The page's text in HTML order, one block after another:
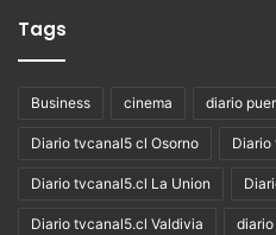
Tags
Business cinema diario
Diario tvcanal5 cl Osorno Diario
Diario tvcanal5.cl La Union
Diario tvcanal5.cl Valdivia